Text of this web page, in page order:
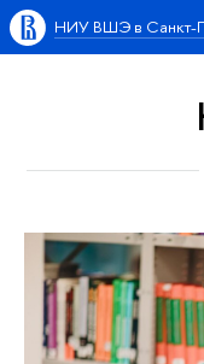
НИУ ВШЭ в Санкт-